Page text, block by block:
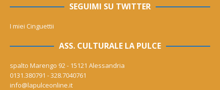
SEGUIMI SU TWITTER
I miei Cinguettii
ASS. CULTURALE LA PULCE
spalto Marengo 92 - 15121 Alessandria
0131.380791 - 328.7040761
info@lapulceonline.it